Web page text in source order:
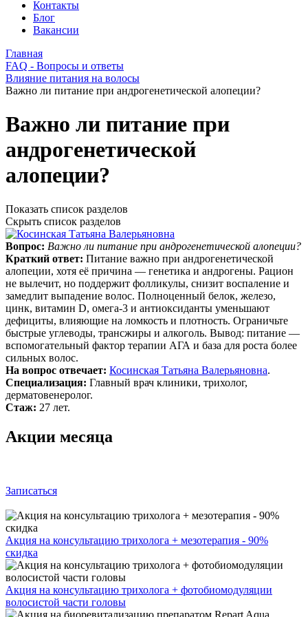
Контакты
Блог
Вакансии
Главная
FAQ - Вопросы и ответы
Влияние питания на волосы
Важно ли питание при андрогенетической алопеции?
Важно ли питание при
андрогенетической
алопеции?
Показать список разделов
Скрыть список разделов
Вопрос: Важно ли питание при андрогенетической алопеции?
Краткий ответ: Питание важно при андрогенетической
алопеции, хотя её причина — генетика и андрогены. Рацион
не вылечит, но поддержит фолликулы, снизит воспаление и
замедлит выпадение волос. Полноценный белок, железо,
цинк, витамин D, омега‑3 и антиоксиданты уменьшают
дефициты, влияющие на ломкость и плотность. Ограничьте
быстрые углеводы, трансжиры и алкоголь. Вывод: питание —
вспомогательный фактор терапии АГА и база для роста более
сильных волос.
На вопрос отвечает: Косинская Татьяна Валерьяновна.
Специализация: Главный врач клиники, трихолог,
дерматовенеролог.
Стаж: 27 лет.
Акции месяца
Записаться
Акция на консультацию трихолога + мезотерапия - 90%
скидка
Акция на консультацию трихолога + фотобиомодуляции
волосистой части головы